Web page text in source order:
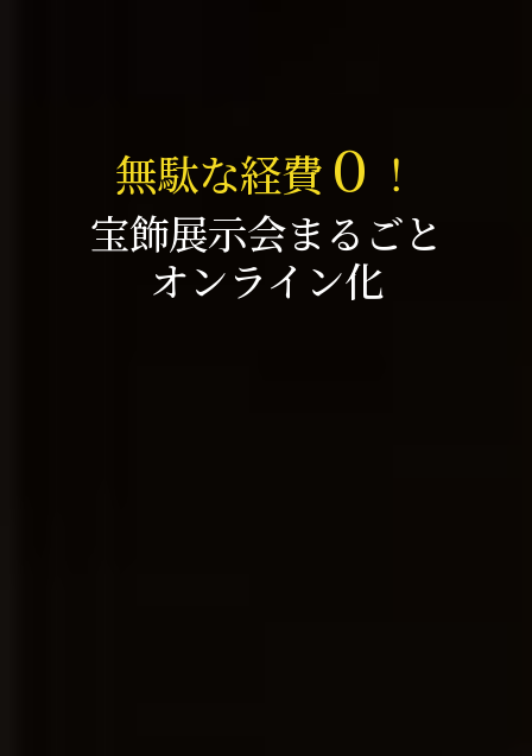
無駄な経費 ０ ！
宝飾展示会まるごと
オンライン化